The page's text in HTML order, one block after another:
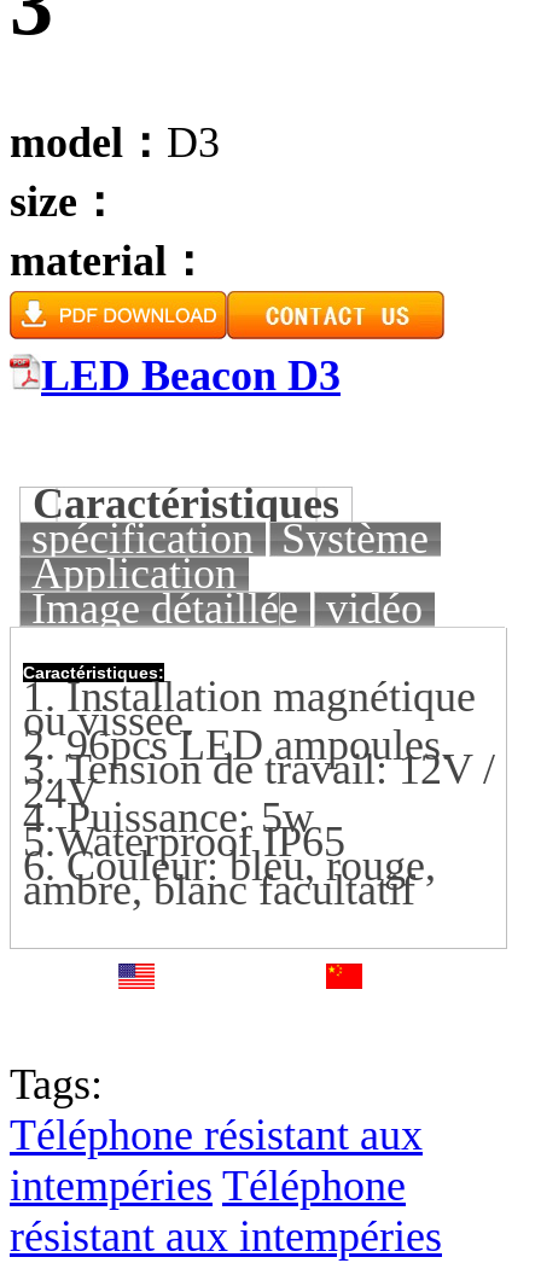
model： D3
size：
material：
LED Beacon D3
Caractéristiques
spécification Système
Application
Image détaillée vidéo
Caractéristiques:
1. Installation magnétique
ou vissée.
2. 96pcs LED ampoules.
3. Tension de travail: 12V /
24V
4. Puissance: 5w
5.Waterproof IP65
6. Couleur: bleu, rouge,
ambre, blanc facultatif
Tags:
Téléphone résistant aux
intempéries Téléphone
résistant aux intempéries